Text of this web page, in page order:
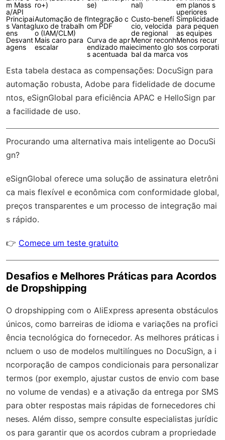
m Mass
a/API
ro+)
se)
nal)
em planos s
uperiores
Principai
s Vantag
ens
Automação de f
luxo de trabalh
o (IAM/CLM)
Integração c
om PDF
Custo-benefí
cio, velocida
de regional
Simplicidade
para pequen
as equipes
Desvant
agens
Mais caro para
escalar
Curva de apr
endizado mai
s acentuada
Menor reconh
ecimento glo
bal da marca
Menos recur
sos corporati
vos
Esta tabela destaca as compensações: DocuSign para
automação robusta, Adobe para fidelidade de docume
ntos, eSignGlobal para eficiência APAC e HelloSign par
a facilidade de uso.
Procurando uma alternativa mais inteligente ao DocuSi
gn?
eSignGlobal oferece uma solução de assinatura eletrôni
ca mais flexível e econômica com conformidade global,
preços transparentes e um processo de integração mai
s rápido.
👉 Comece um teste gratuito
Desafios e Melhores Práticas para Acordos
de Dropshipping
O dropshipping com o AliExpress apresenta obstáculos
únicos, como barreiras de idioma e variações na profici
ência tecnológica do fornecedor. As melhores práticas i
ncluem o uso de modelos multilíngues no DocuSign, a i
ncorporação de campos condicionais para personalizar
termos (por exemplo, ajustar custos de envio com base
no volume de vendas) e a ativação da entrega por SMS
para obter respostas mais rápidas de fornecedores chi
neses. Além disso, sempre consulte especialistas jurídic
os para garantir que os acordos cubram a propriedade